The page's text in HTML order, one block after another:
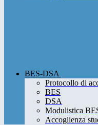
BES-DSA
Protocollo di
BES
DSA
Modulistica
Accoglienza